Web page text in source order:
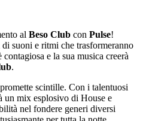
al Beso Club con Pulse!
di suoni e ritmi che trasformeranno
contagiosa e la sua musica creerà
.
scintille. Con i talentuosi
mix esplosivo di House e
nel fondere generi diversi